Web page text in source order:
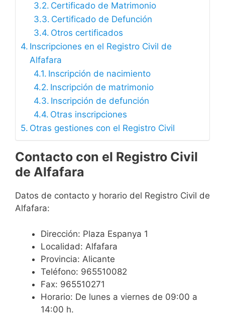
Certificado de Matrimonio
Certificado de Defunción
Otros certificados
Inscripciones en el Registro Civil de
Alfafara
Inscripción de nacimiento
Inscripción de matrimonio
Inscripción de defunción
Otras inscripciones
Otras gestiones con el Registro Civil
Contacto con el Registro Civil
de Alfafara
Datos de contacto y horario del Registro Civil de
Alfafara:
Dirección: Plaza Espanya 1
Localidad: Alfafara
Provincia: Alicante
Teléfono: 965510082
Fax: 965510271
Horario: De lunes a viernes de 09:00 a
14:00 h.